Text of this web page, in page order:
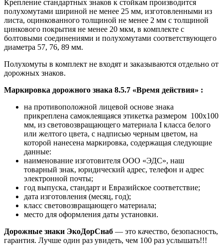
Крепление стандартных знаков к стойкам производится
полухомутами шириной не менее 25 мм, изготовленными из
листа, оцинкованного толщиной не менее 2 мм с толщиной
цинкового покрытия не менее 20 мкм, в комплекте с
болтовыми соединениями и полухомутами соответствующего
диаметра 57, 76, 89 мм.
Полухомуты в комплект не входят и заказываются отдельно от
дорожных знаков.
Маркировка дорожного знака 8.5.7 «Время действия» :
на противоположной лицевой основе знака
прикреплена самоклеящаяся этикетка размером 100х100
мм, из световозвращающего материала I класса белого
или желтого цвета, с надписью черным цветом, на
которой нанесена маркировка, содержащая следующие
данные:
наименование изготовителя ООО «ЭДС», наш
товарный знак, юридический адрес, телефон и адрес
электронной почты;
год выпуска, стандарт и Евразийское соответствие;
дата изготовления (месяц, год);
класс световозвращающего материала;
место для оформления даты установки.
Дорожные знаки ЭкоДорСнаб — это качество, безопасность,
гарантия. Лучше один раз увидеть, чем 100 раз услышать!!!